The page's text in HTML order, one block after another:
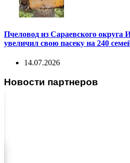
Пчеловод из Сараевского округа
увеличил свою пасеку на 240
14.07.2026
Новости партнеров